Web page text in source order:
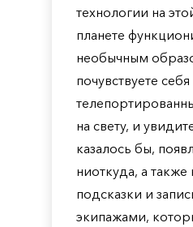
технологии на
планете
необычным
почувствуете себя
на свету, и
казалось бы,
ниоткуда, а также
подсказки и
экипажами,